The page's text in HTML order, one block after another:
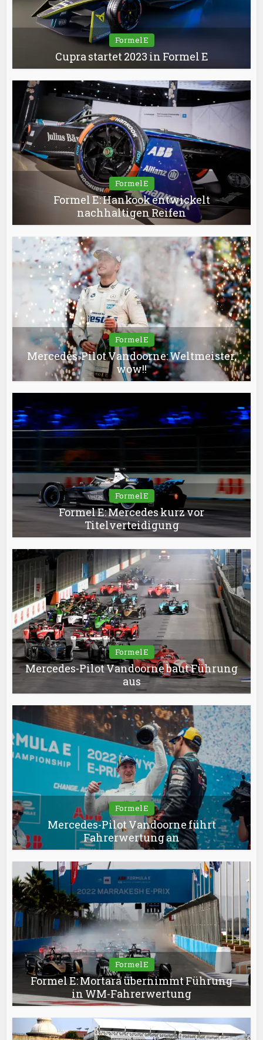
Formel E
Cupra startet 2023 in Formel E
Formel E
Formel E: Hankook entwickelt
nachhaltigen Reifen
Formel E
Mercedes-Pilot Vandoorne: Weltmeister,
wow!!
Formel E
Formel E: Mercedes kurz vor
Titelverteidigung
Formel E
Mercedes-Pilot Vandoorne baut Führung
aus
Formel E
Mercedes-Pilot Vandoorne führt
Fahrerwertung an
Formel E
Formel E: Mortara übernimmt Führung
in WM-Fahrerwertung